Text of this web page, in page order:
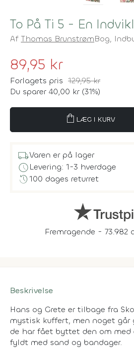
To På Ti 5 - En
Af Thomas BrunstrømBog,
89,95 kr
Forlagets pris 129,95 kr
Du sparer 40,00 kr (31%)
shopping_bag LÆG I KURV
local_shippingVaren er på lager
scheduleLevering: 1-3 hverdage
history100 dages returret
Fremragende - 73.982
Beskrivelse
Hans og Grete er tilbage fra
mystisk kuffert, men noget går
de har fået byttet den om
fyldt med sand og bandager.